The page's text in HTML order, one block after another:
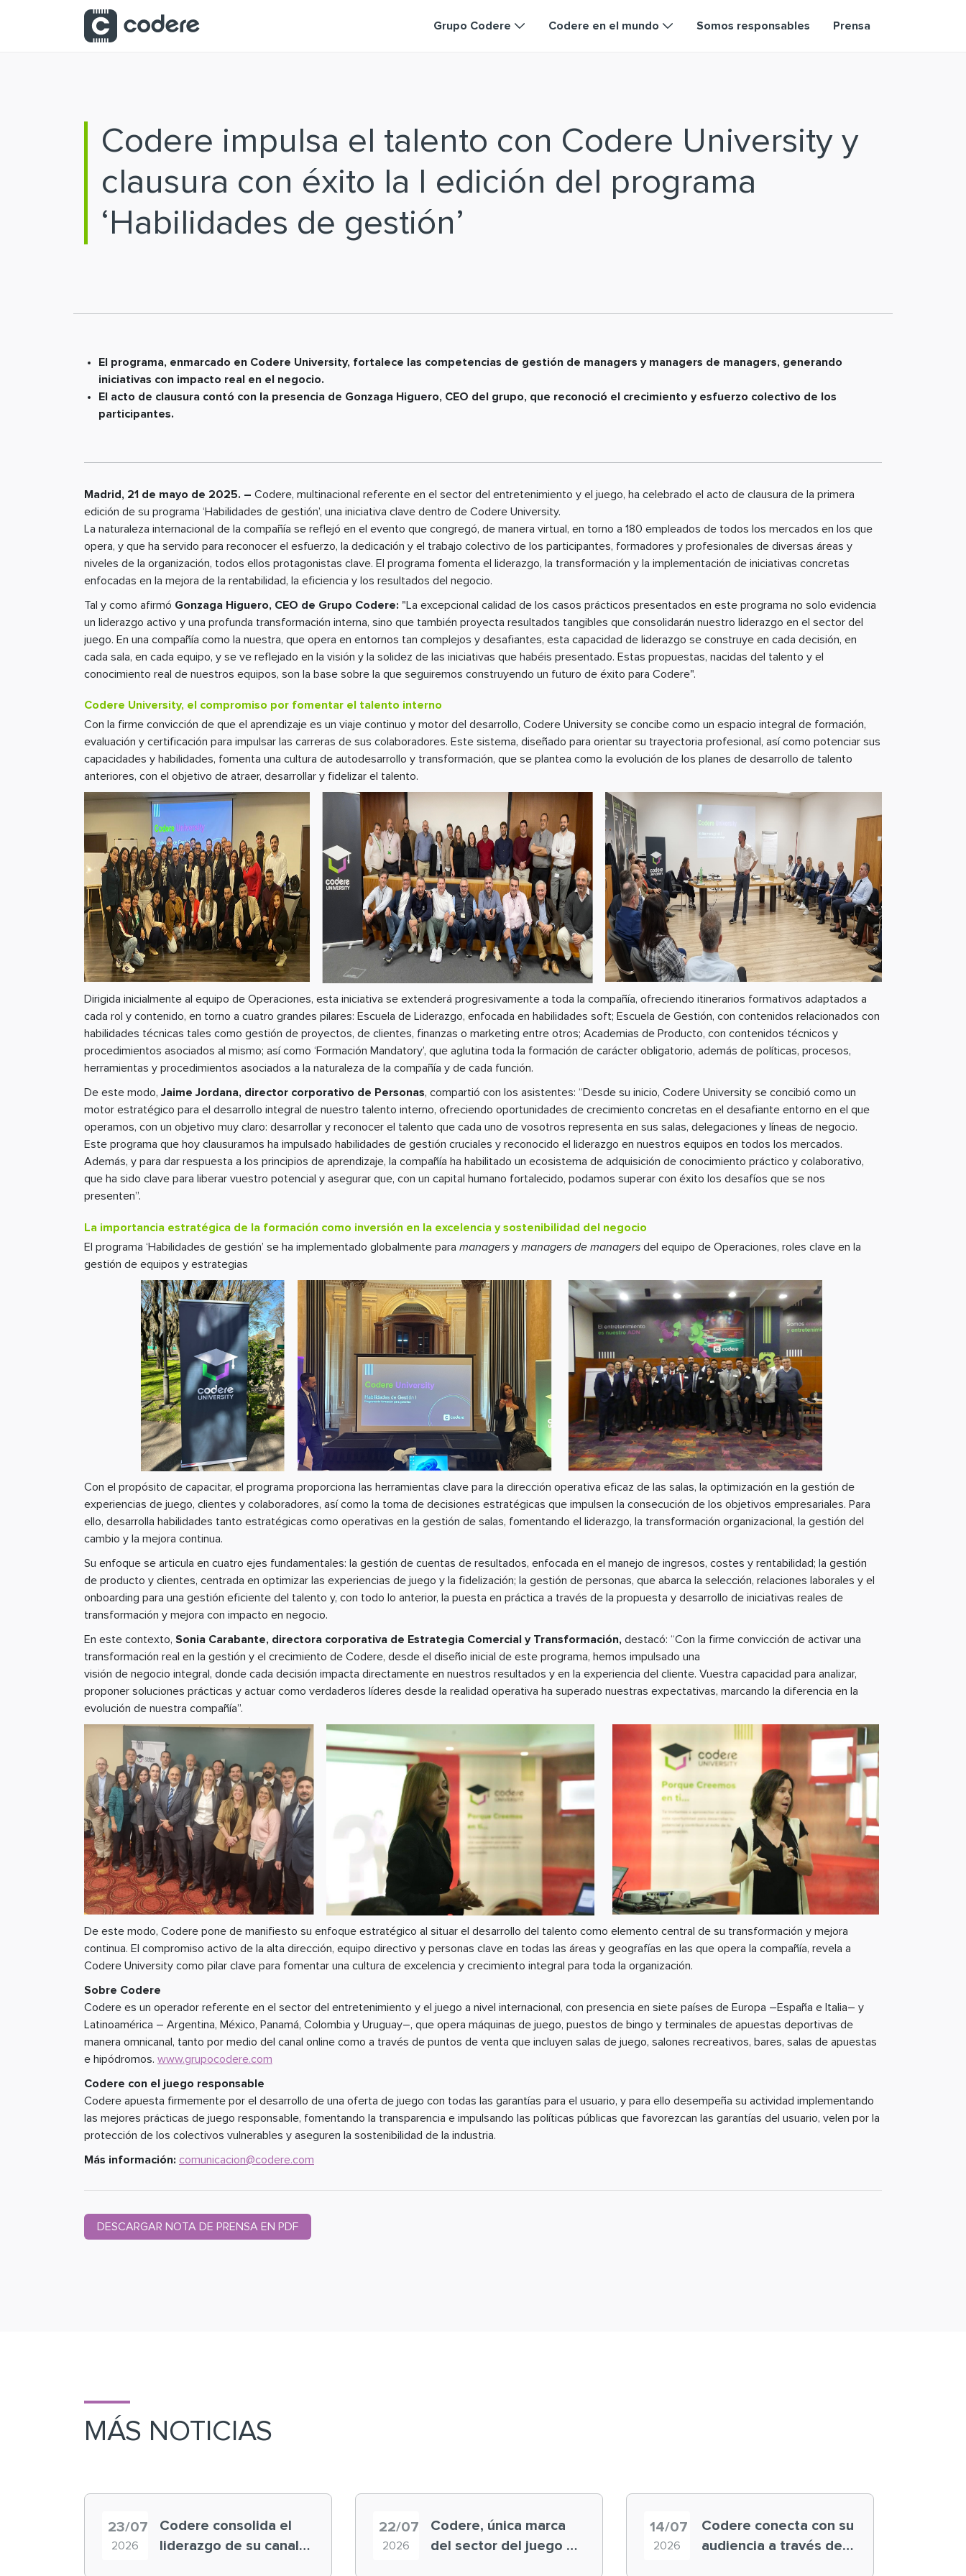
Saltar al contenido principal
Grupo Codere Codere en el mundo Somos responsables Prensa
Codere impulsa el talento con Codere University y
clausura con éxito la I edición del programa
‘Habilidades de gestión’
El programa, enmarcado en Codere University, fortalece las competencias de gestión de managers y managers de managers, generando
iniciativas con impacto real en el negocio.
El acto de clausura contó con la presencia de Gonzaga Higuero, CEO del grupo, que reconoció el crecimiento y esfuerzo colectivo de los
participantes.
Madrid, 21 de mayo de 2025. – Codere, multinacional referente en el sector del entretenimiento y el juego, ha celebrado el acto de clausura de la primera
edición de su programa ‘Habilidades de gestión’, una iniciativa clave dentro de Codere University.
La naturaleza internacional de la compañía se reflejó en el evento que congregó, de manera virtual, en torno a 180 empleados de todos los mercados en los que
opera, y que ha servido para reconocer el esfuerzo, la dedicación y el trabajo colectivo de los participantes, formadores y profesionales de diversas áreas y
niveles de la organización, todos ellos protagonistas clave. El programa fomenta el liderazgo, la transformación y la implementación de iniciativas concretas
enfocadas en la mejora de la rentabilidad, la eficiencia y los resultados del negocio.
Tal y como afirmó Gonzaga Higuero, CEO de Grupo Codere: "La excepcional calidad de los casos prácticos presentados en este programa no solo evidencia
un liderazgo activo y una profunda transformación interna, sino que también proyecta resultados tangibles que consolidarán nuestro liderazgo en el sector del
juego. En una compañía como la nuestra, que opera en entornos tan complejos y desafiantes, esta capacidad de liderazgo se construye en cada decisión, en
cada sala, en cada equipo, y se ve reflejado en la visión y la solidez de las iniciativas que habéis presentado. Estas propuestas, nacidas del talento y el
conocimiento real de nuestros equipos, son la base sobre la que seguiremos construyendo un futuro de éxito para Codere".
Codere University, el compromiso por fomentar el talento interno
Con la firme convicción de que el aprendizaje es un viaje continuo y motor del desarrollo, Codere University se concibe como un espacio integral de formación,
evaluación y certificación para impulsar las carreras de sus colaboradores. Este sistema, diseñado para orientar su trayectoria profesional, así como potenciar sus
capacidades y habilidades, fomenta una cultura de autodesarrollo y transformación, que se plantea como la evolución de los planes de desarrollo de talento
anteriores, con el objetivo de atraer, desarrollar y fidelizar el talento.
Dirigida inicialmente al equipo de Operaciones, esta iniciativa se extenderá progresivamente a toda la compañía, ofreciendo itinerarios formativos adaptados a
cada rol y contenido, en torno a cuatro grandes pilares: Escuela de Liderazgo, enfocada en habilidades soft; Escuela de Gestión, con contenidos relacionados con
habilidades técnicas tales como gestión de proyectos, de clientes, finanzas o marketing entre otros; Academias de Producto, con contenidos técnicos y
procedimientos asociados al mismo; así como ‘Formación Mandatory’, que aglutina toda la formación de carácter obligatorio, además de políticas, procesos,
herramientas y procedimientos asociados a la naturaleza de la compañía y de cada función.
De este modo,Jaime Jordana, director corporativo de Personas, compartió con los asistentes: “Desde su inicio, Codere University se concibió como un
motor estratégico para el desarrollo integral de nuestro talento interno, ofreciendo oportunidades de crecimiento concretas en el desafiante entorno en el que
operamos, con un objetivo muy claro: desarrollar y reconocer el talento que cada uno de vosotros representa en sus salas, delegaciones y líneas de negocio.
Este programa que hoy clausuramos ha impulsado habilidades de gestión cruciales y reconocido el liderazgo en nuestros equipos en todos los mercados.
Además, y para dar respuesta a los principios de aprendizaje, la compañía ha habilitado un ecosistema de adquisición de conocimiento práctico y colaborativo,
que ha sido clave para liberar vuestro potencial y asegurar que, con un capital humano fortalecido, podamos superar con éxito los desafíos que se nos
presenten”.
La importancia estratégica de la formación como inversión en la excelencia y sostenibilidad del negocio
El programa ‘Habilidades de gestión’ se ha implementado globalmente para managers y managers de managers del equipo de Operaciones, roles clave en la
gestión de equipos y estrategias
Con el propósito de capacitar, el programa proporciona las herramientas clave para la dirección operativa eficaz de las salas, la optimización en la gestión de
experiencias de juego, clientes y colaboradores, así como la toma de decisiones estratégicas que impulsen la consecución de los objetivos empresariales. Para
ello, desarrolla habilidades tanto estratégicas como operativas en la gestión de salas, fomentando el liderazgo, la transformación organizacional, la gestión del
cambio y la mejora continua.
Su enfoque se articula en cuatro ejes fundamentales: la gestión de cuentas de resultados, enfocada en el manejo de ingresos, costes y rentabilidad; la gestión
de producto y clientes, centrada en optimizar las experiencias de juego y la fidelización; la gestión de personas, que abarca la selección, relaciones laborales y el
onboarding para una gestión eficiente del talento y, con todo lo anterior, la puesta en práctica a través de la propuesta y desarrollo de iniciativas reales de
transformación y mejora con impacto en negocio.
En este contexto, Sonia Carabante, directora corporativa de Estrategia Comercial y Transformación, destacó: “Con la firme convicción de activar una
transformación real en la gestión y el crecimiento de Codere, desde el diseño inicial de este programa, hemos impulsado una
visión de negocio integral, donde cada decisión impacta directamente en nuestros resultados y en la experiencia del cliente. Vuestra capacidad para analizar,
proponer soluciones prácticas y actuar como verdaderos líderes desde la realidad operativa ha superado nuestras expectativas, marcando la diferencia en la
evolución de nuestra compañía”.
De este modo, Codere pone de manifiesto su enfoque estratégico al situar el desarrollo del talento como elemento central de su transformación y mejora
continua. El compromiso activo de la alta dirección, equipo directivo y personas clave en todas las áreas y geografías en las que opera la compañía, revela a
Codere University como pilar clave para fomentar una cultura de excelencia y crecimiento integral para toda la organización.
Sobre Codere
Codere es un operador referente en el sector del entretenimiento y el juego a nivel internacional, con presencia en siete países de Europa –España e Italia– y
Latinoamérica – Argentina, México, Panamá, Colombia y Uruguay–, que opera máquinas de juego, puestos de bingo y terminales de apuestas deportivas de
manera omnicanal, tanto por medio del canal online como a través de puntos de venta que incluyen salas de juego, salones recreativos, bares, salas de apuestas
e hipódromos. www.grupocodere.com
Codere con el juego responsable
Codere apuesta firmemente por el desarrollo de una oferta de juego con todas las garantías para el usuario, y para ello desempeña su actividad implementando
las mejores prácticas de juego responsable, fomentando la transparencia e impulsando las políticas públicas que favorezcan las garantías del usuario, velen por la
protección de los colectivos vulnerables y aseguren la sostenibilidad de la industria.
Más información: comunicacion@codere.com
DESCARGAR NOTA DE PRENSA EN PDF
MÁS NOTICIAS
23/07
2026
Codere consolida el
liderazgo de su canal
22/07
2026
Codere, única marca
del sector del juego en
14/07
2026
Codere conecta con su
audiencia a través de